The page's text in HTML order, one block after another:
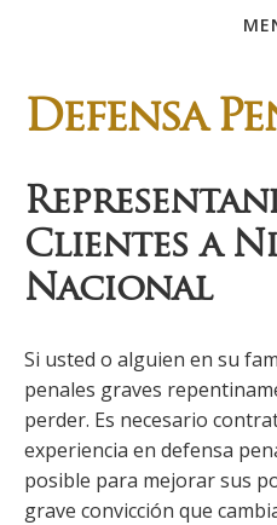
Defensa
Clientes a
Nacional
Si usted o alguien en su
penales graves
perder. Es necesario
experiencia en defensa
posible para mejorar sus
grave convicción que